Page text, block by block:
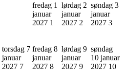
fredag 1
januar
2027 1
lørdag 2
januar
2027 2
søndag 3
januar
2027 3
torsdag 7
januar
2027 7
fredag 8
januar
2027 8
lørdag 9
januar
2027 9
søndag
10 januar
2027 10